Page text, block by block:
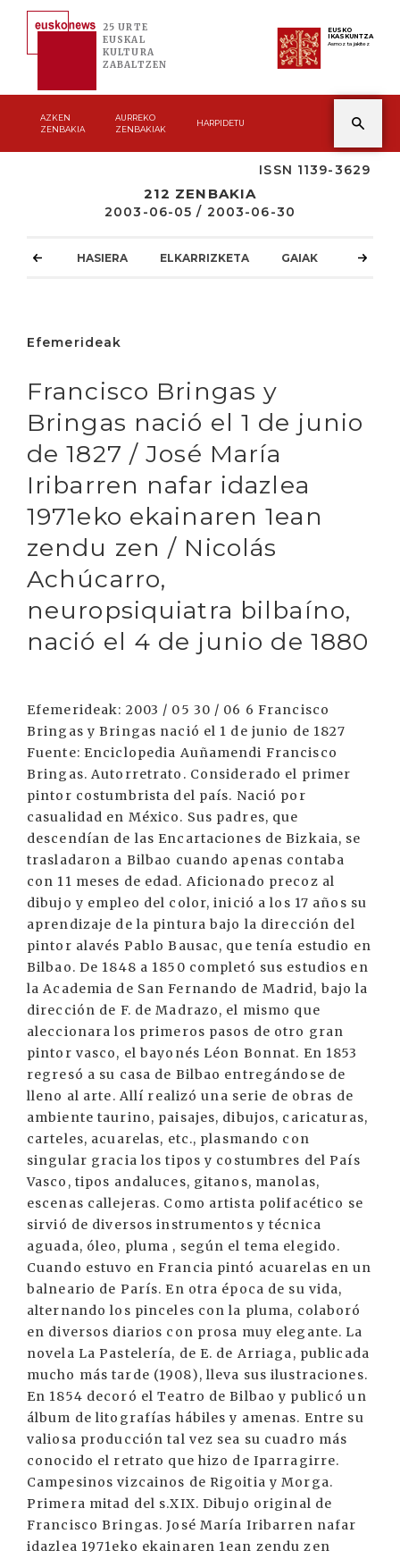
25 URTE
EUSKAL
KULTURA
ZABALTZEN
EUSKO
IKASKUNTZA
Asmoz ta jakitez
AZKEN
ZENBAKIA
AURREKO
ZENBAKIAK
HARPIDETU
ISSN 1139-3629
212 ZENBAKIA
2003-06-05 / 2003-06-30
HASIERA ELKARRIZKETA GAIAK
Efemerideak
Francisco Bringas y
Bringas nació el 1 de junio
de 1827 / José María
Iribarren nafar idazlea
1971eko ekainaren 1ean
zendu zen / Nicolás
Achúcarro,
neuropsiquiatra bilbaíno,
nació el 4 de junio de 1880
Efemerideak: 2003 / 05 30 / 06 6 Francisco
Bringas y Bringas nació el 1 de junio de 1827
Fuente: Enciclopedia Auñamendi Francisco
Bringas. Autorretrato. Considerado el primer
pintor costumbrista del país. Nació por
casualidad en México. Sus padres, que
descendían de las Encartaciones de Bizkaia, se
trasladaron a Bilbao cuando apenas contaba
con 11 meses de edad. Aficionado precoz al
dibujo y empleo del color, inició a los 17 años su
aprendizaje de la pintura bajo la dirección del
pintor alavés Pablo Bausac, que tenía estudio en
Bilbao. De 1848 a 1850 completó sus estudios en
la Academia de San Fernando de Madrid, bajo la
dirección de F. de Madrazo, el mismo que
aleccionara los primeros pasos de otro gran
pintor vasco, el bayonés Léon Bonnat. En 1853
regresó a su casa de Bilbao entregándose de
lleno al arte. Allí realizó una serie de obras de
ambiente taurino, paisajes, dibujos, caricaturas,
carteles, acuarelas, etc., plasmando con
singular gracia los tipos y costumbres del País
Vasco, tipos andaluces, gitanos, manolas,
escenas callejeras. Como artista polifacético se
sirvió de diversos instrumentos y técnica
aguada, óleo, pluma , según el tema elegido.
Cuando estuvo en Francia pintó acuarelas en un
balneario de París. En otra época de su vida,
alternando los pinceles con la pluma, colaboró
en diversos diarios con prosa muy elegante. La
novela La Pastelería, de E. de Arriaga, publicada
mucho más tarde (1908), lleva sus ilustraciones.
En 1854 decoró el Teatro de Bilbao y publicó un
álbum de litografías hábiles y amenas. Entre su
valiosa producción tal vez sea su cuadro más
conocido el retrato que hizo de Iparragirre.
Campesinos vizcainos de Rigoitia y Morga.
Primera mitad del s.XIX. Dibujo original de
Francisco Bringas. José María Iribarren nafar
idazlea 1971eko ekainaren 1ean zendu zen